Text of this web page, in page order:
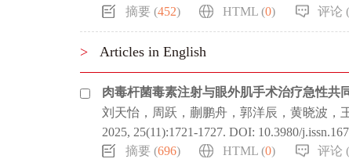
摘要 (452) HTML (0) 评论 (
> Articles in English
肉毒杆菌毒素注射与眼外肌手术治疗急性共
刘天怡，周跃，蒯鹏舟，郭洋辰，黄晓波，
2025, 25(11):1721-1727. DOI: 10.3980/
摘要 (696) HTML (0) 评论 (